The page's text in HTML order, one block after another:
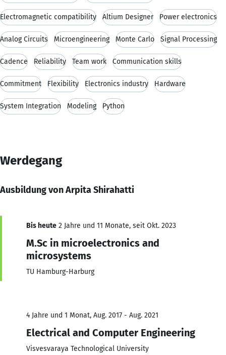
Electromagnetic compatibility Altium Designer Power electronics
Analog Circuits Microengineering Monte Carlo Signal Processing
Cadence Reliability Team work Communication skills
Commitment Flexibility Electronics industry Hardware
System Integration Modeling Python
Werdegang
Ausbildung von Arpita Shirahatti
Bis heute 2 Jahre und 11 Monate, seit Okt. 2023
M.Sc in microelectronics and
microsystems
TU Hamburg-Harburg
4 Jahre und 1 Monat, Aug. 2017 - Aug. 2021
Electrical and Computer Engineering
Visvesvaraya Technological University